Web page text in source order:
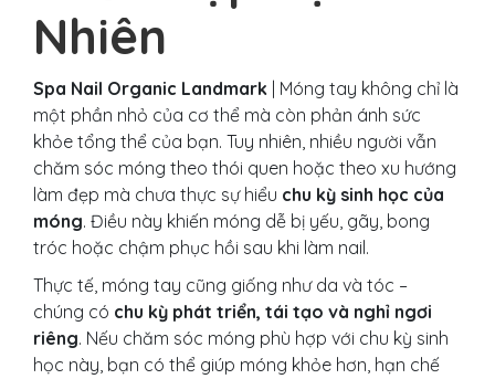
Nhiên
Spa Nail Organic Landmark | Móng tay không chỉ là
một phần nhỏ của cơ thể mà còn phản ánh sức
khỏe tổng thể của bạn. Tuy nhiên, nhiều người vẫn
chăm sóc móng theo thói quen hoặc theo xu hướng
làm đẹp mà chưa thực sự hiểu chu kỳ sinh học của
móng. Điều này khiến móng dễ bị yếu, gãy, bong
tróc hoặc chậm phục hồi sau khi làm nail.
Thực tế, móng tay cũng giống như da và tóc –
chúng có chu kỳ phát triển, tái tạo và nghỉ ngơi
riêng. Nếu chăm sóc móng phù hợp với chu kỳ sinh
học này, bạn có thể giúp móng khỏe hơn, hạn chế